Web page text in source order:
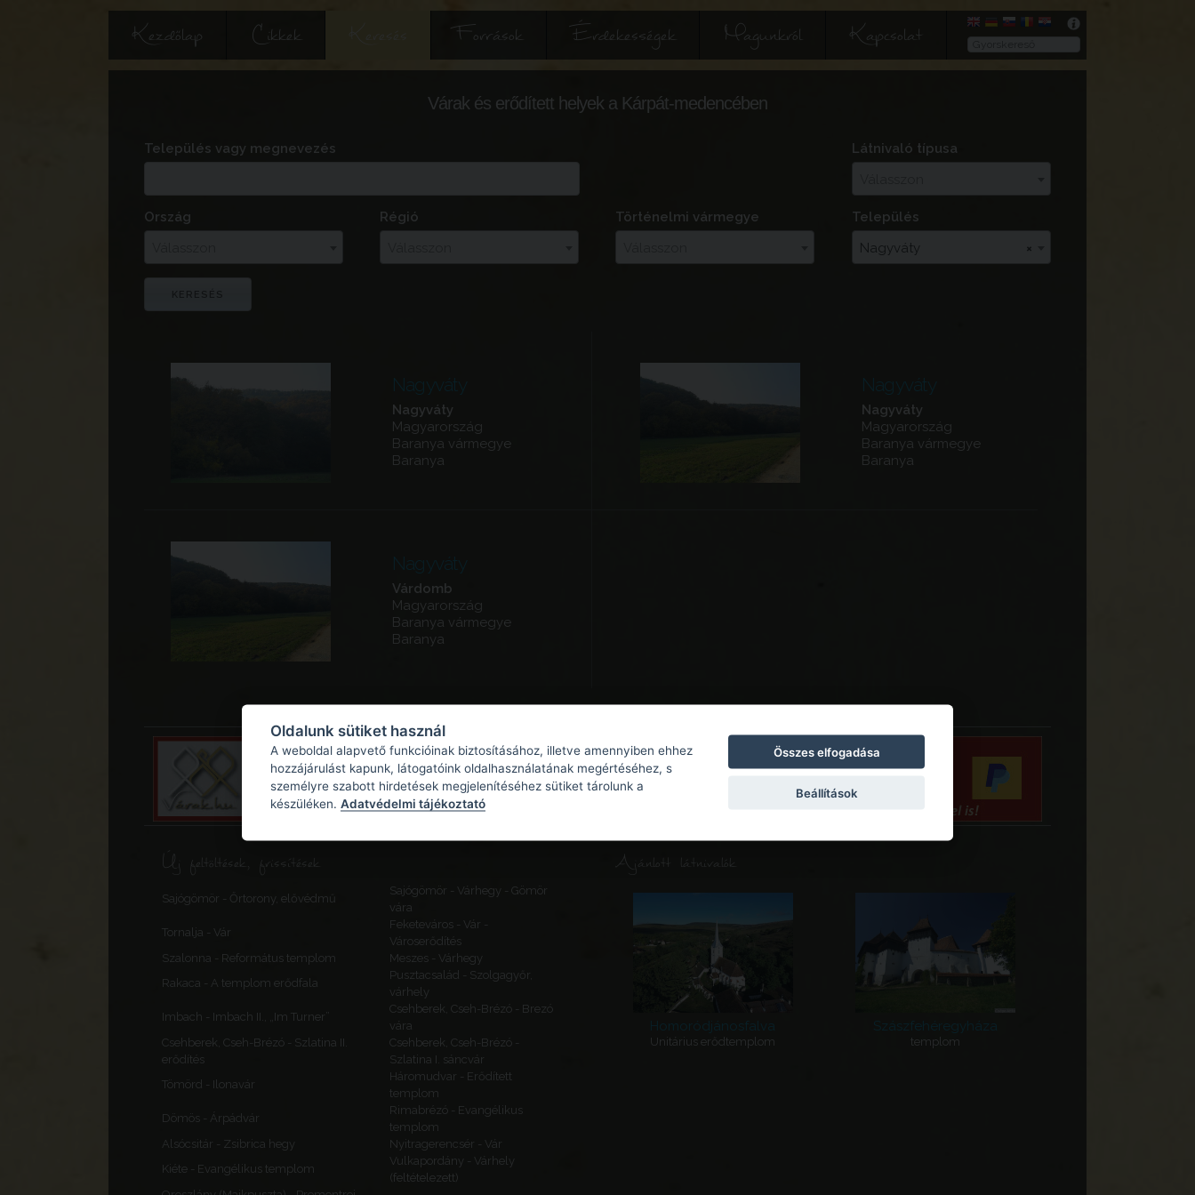
Kezdőlap Cikkek Források Érdekességek Magunkról Kapcsolat
Várak és erődített helyek a Kárpát-medencében
Település vagy megnevezés
Látnivaló típusa
Ország
Régió
Történelmi vármegye
Település
×
Nagyváty
Nagyváty
Nagyváty
Magyarország
Baranya vármegye
Baranya
Nagyváty
Nagyváty
Magyarország
Baranya vármegye
Baranya
Nagyváty
Várdomb
Magyarország
Baranya vármegye
Baranya
Új feltöltések, frissítések
Sajógömör - Őrtorony, elővédmű
Sajógömör - Várhegy - Gömör
vára
Tornalja - Vár
Feketeváros - Vár -
Városerődítés
Szalonna - Református templom
Meszes - Várhegy
Rakaca - A templom erődfala
Pusztacsalád - Szolgagyőr,
várhely
Imbach - Imbach II., „Im Turner”
Csehberek, Cseh-Brézó - Brezó
vára
Csehberek, Cseh-Brézó - Szlatina II.
erődítés
Csehberek, Cseh-Brézó -
Szlatina I. sáncvár
Tömörd - Ilonavár
Háromudvar - Erődített
templom
Dömös - Árpádvár
Rimabrézó - Evangélikus
templom
Alsócsitár - Zsibrica hegy
Nyitragerencsér - Vár
Kiéte - Evangélikus templom
Vulkapordány - Várhely
(feltételezett)
Ajánlott látnivalók
Homoródjánosfalva
Unitárius erődtemplom
Szászfehéregyháza
templom
Oldalunk sütiket használ
A weboldal alapvető funkcióinak biztosításához, illetve amennyiben ehhez
hozzájárulást kapunk, látogatóink oldalhasználatának megértéséhez, s
személyre szabott hirdetések megjelenítéséhez sütiket tárolunk a
készüléken. Adatvédelmi tájékoztató
Összes elfogadása
Beállítások